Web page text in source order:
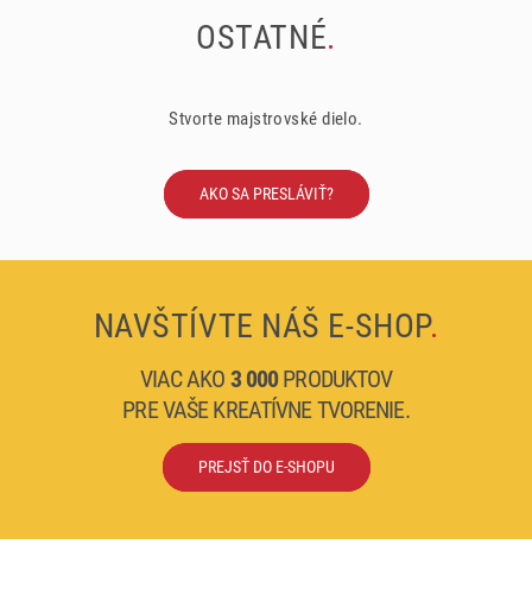
OSTATNÉ.
Stvorte majstrovské dielo.
AKO SA PRESLÁVIŤ?
NAVŠTÍVTE NÁŠ E-SHOP.
VIAC AKO 3 000PRODUKTOV
PRE VAŠE KREATÍVNE TVORENIE.
PREJSŤ DO E-SHOPU